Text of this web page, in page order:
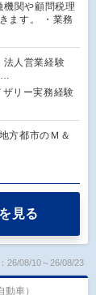
機関や顧問税理
ます。 ・業務
法人営業経験
…
ザリー実務経験
方都市のＭ＆
見る
26/08/10～26/08/23
車）